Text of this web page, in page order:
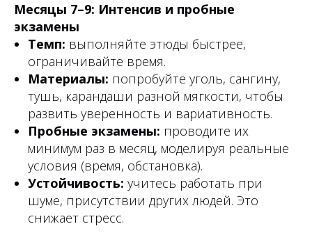
Месяцы 7–9: Интенсив и пробные
экзамены
Темп: выполняйте этюды быстрее,
ограничивайте время.
Материалы: попробуйте уголь, сангину,
тушь, карандаши разной мягкости, чтобы
развить уверенность и вариативность.
Пробные экзамены: проводите их
минимум раз в месяц, моделируя реальные
условия (время, обстановка).
Устойчивость: учитесь работать при
шуме, присутствии других людей. Это
снижает стресс.